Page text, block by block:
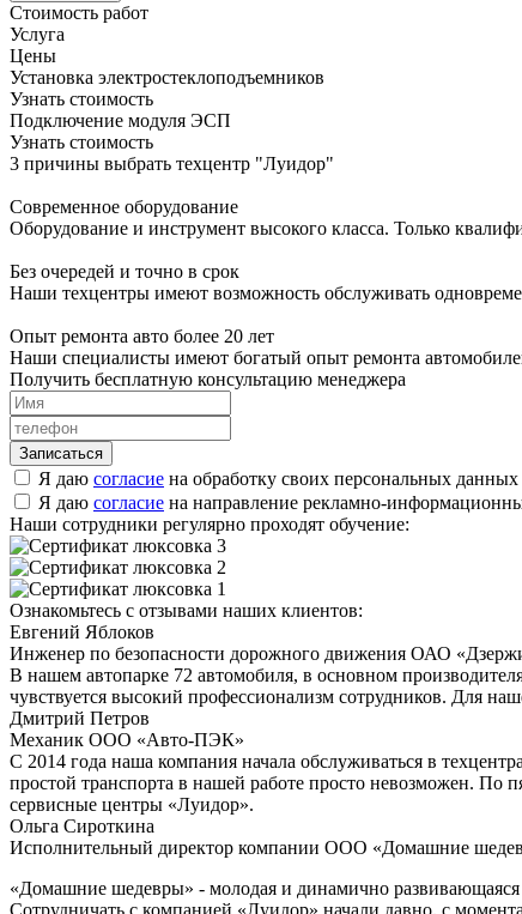
Стоимость работ
Услуга
Цены
Установка электростеклоподъемников
Узнать стоимость
Подключение модуля ЭСП
Узнать стоимость
3 причины выбрать техцентр "Луидор"
Современное оборудование
Оборудование и инструмент высокого класса. Только
Без очередей и точно в срок
Наши техцентры имеют возможность обслуживать
Опыт ремонта авто более 20 лет
Наши специалисты имеют богатый опыт ремонта
Получить бесплатную консультацию менеджера
Я даю согласие на обработку своих персональных данных
Я даю согласие на направление рекламно-
Наши сотрудники регулярно проходят обучение:
Ознакомьтесь с отзывами наших клиентов:
Евгений Яблоков
Инженер по безопасности дорожного движения ОАО
В нашем автопарке 72 автомобиля, в основном
чувствуется высокий профессионализм сотрудников. Для
Дмитрий Петров
Механик ООО «Авто-ПЭК»
С 2014 года наша компания начала обслуживаться в
простой транспорта в нашей работе просто невозможен. По
сервисные центры «Луидор».
Ольга Сироткина
Исполнительный директор компании ООО «Домашние
«Домашние шедевры» - молодая и динамично развивающаяся
Сотрудничать с компанией «Луидор» начали давно, с